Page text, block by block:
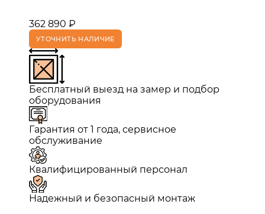
362 890 ₽
УТОЧНИТЬ НАЛИЧИЕ
Бесплатный выезд на замер и подбор
оборудования
Гарантия от 1 года, сервисное
обслуживание
Квалифицированный персонал
Надежный и безопасный монтаж